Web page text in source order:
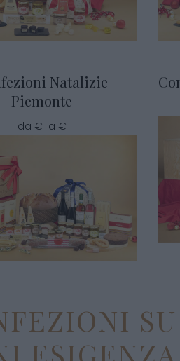
Natalizie
Piemonte
da € a €
ESIGENZA